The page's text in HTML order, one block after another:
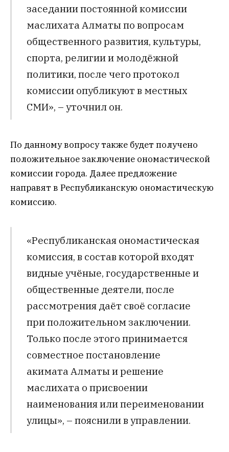
заседании постоянной комиссии
маслихата Алматы по вопросам
общественного развития, культуры,
спорта, религии и молодёжной
политики, после чего протокол
комиссии опубликуют в местных
СМИ», – уточнил он.
По данному вопросу также будет получено
положительное заключение ономастической
комиссии города. Далее предложение
направят в Республиканскую ономастическую
комиссию.
«Республиканская ономастическая
комиссия, в состав которой входят
видные учёные, государственные и
общественные деятели, после
рассмотрения даёт своё согласие
при положительном заключении.
Только после этого принимается
совместное постановление
акимата Алматы и решение
маслихата о присвоении
наименования или переименовании
улицы», – пояснили в управлении.